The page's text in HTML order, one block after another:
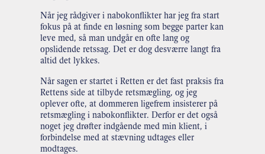
Når jeg rådgiver i nabokonflikter har jeg fra start
fokus på at finde en løsning som begge parter kan
leve med, så man undgår en ofte lang og
opslidende retssag. Det er dog desværre langt fra
altid det lykkes.
Når sagen er startet i Retten er det fast praksis fra
Rettens side at tilbyde retsmægling, og jeg
oplever ofte, at dommeren ligefrem insisterer på
retsmægling i nabokonflikter. Derfor er det også
noget jeg drøfter indgående med min klient, i
forbindelse med at stævning udtages eller
modtages.